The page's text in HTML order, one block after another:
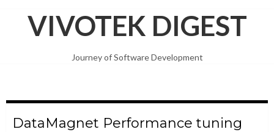
VIVOTEK DIGEST
Journey of Software Development
DataMagnet Performance tuning